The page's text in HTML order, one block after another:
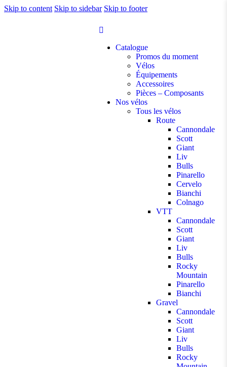
Skip to content Skip to sidebar Skip to footer
Catalogue
Promos du moment
Vélos
Équipements
Accessoires
Pièces – Composants
Nos vélos
Tous les vélos
Route
Cannondale
Scott
Giant
Liv
Bulls
Pinarello
Cervelo
Bianchi
Colnago
VTT
Cannondale
Scott
Giant
Liv
Bulls
Rocky
Mountain
Pinarello
Bianchi
Gravel
Cannondale
Scott
Giant
Liv
Bulls
Rocky